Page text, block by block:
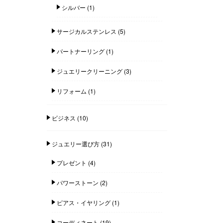
シルバー (1)
サージカルステンレス (5)
パートナーリング(1)
ジュエリークリーニング(3)
リフォーム (1)
ビジネス (10)
ジュエリー選び方(31)
プレゼント (4)
パワーストーン (2)
ピアス・イヤリング(1)